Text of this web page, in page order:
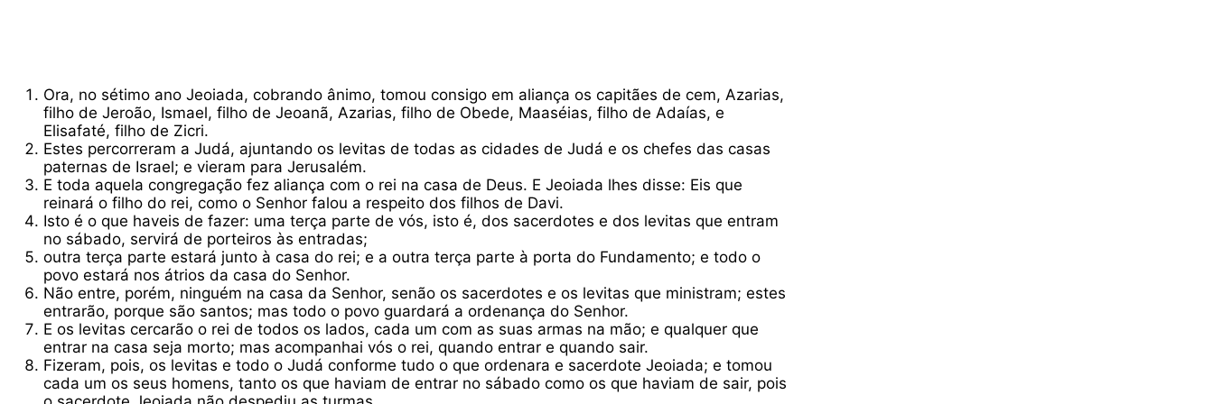
Ora, no sétimo ano Jeoiada, cobrando ânimo, tomou consigo em aliança os capitães de cem, Azarias,
filho de Jeroão, Ismael, filho de Jeoanã, Azarias, filho de Obede, Maaséias, filho de Adaías, e
Elisafaté, filho de Zicri.
Estes percorreram a Judá, ajuntando os levitas de todas as cidades de Judá e os chefes das casas
paternas de Israel; e vieram para Jerusalém.
E toda aquela congregação fez aliança com o rei na casa de Deus. E Jeoiada lhes disse: Eis que
reinará o filho do rei, como o Senhor falou a respeito dos filhos de Davi.
Isto é o que haveis de fazer: uma terça parte de vós, isto é, dos sacerdotes e dos levitas que entram
no sábado, servirá de porteiros às entradas;
outra terça parte estará junto à casa do rei; e a outra terça parte à porta do Fundamento; e todo o
povo estará nos átrios da casa do Senhor.
Não entre, porém, ninguém na casa da Senhor, senão os sacerdotes e os levitas que ministram; estes
entrarão, porque são santos; mas todo o povo guardará a ordenança do Senhor.
E os levitas cercarão o rei de todos os lados, cada um com as suas armas na mão; e qualquer que
entrar na casa seja morto; mas acompanhai vós o rei, quando entrar e quando sair.
Fizeram, pois, os levitas e todo o Judá conforme tudo o que ordenara e sacerdote Jeoiada; e tomou
cada um os seus homens, tanto os que haviam de entrar no sábado como os que haviam de sair, pois